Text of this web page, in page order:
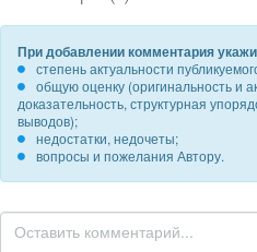
При добавлении комментария
степень актуальности
общую оценку (оригинальность и
доказательность, структурная
выводов);
недостатки, недочеты;
вопросы и пожелания Автору.